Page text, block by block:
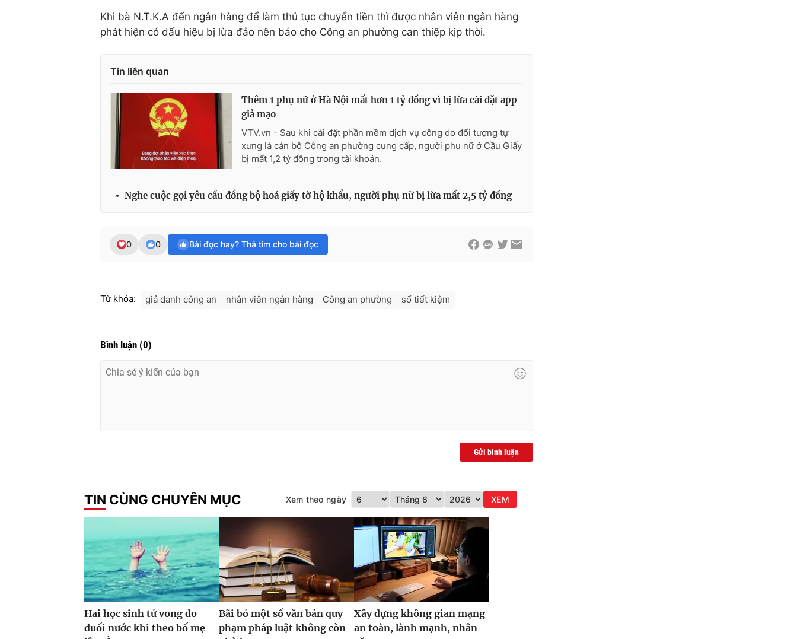
Khi bà N.T.K.A đến ngân hàng để làm thủ tục chuyển tiền thì được nhân viên ngân hàng
phát hiện có dấu hiệu bị lừa đảo nên báo cho Công an phường can thiệp kịp thời.
Tin liên quan
Thêm 1 phụ nữ ở Hà Nội mất hơn 1 tỷ đồng vì bị lừa cài đặt app
giả mạo
VTV.vn - Sau khi cài đặt phần mềm dịch vụ công do đối tượng tự
xưng là cán bộ Công an phường cung cấp, người phụ nữ ở Cầu Giấy
bị mất 1,2 tỷ đồng trong tài khoản.
Nghe cuộc gọi yêu cầu đồng bộ hoá giấy tờ hộ khẩu, người phụ nữ bị lừa mất 2,5 tỷ đồng
0 0 Bài đọc hay? Thả tim cho bài đọc
Từ khóa: giả danh công an nhân viên ngân hàng Công an phường sổ tiết kiệm
Bình luận (0)
Gửi bình luận
TIN CÙNG CHUYÊN MỤC Xem theo ngày XEM
Hai học sinh tử vong do
đuối nước khi theo bố mẹ
Bãi bỏ một số văn bản quy
phạm pháp luật không còn
Xây dựng không gian mạng
an toàn, lành mạnh, nhân